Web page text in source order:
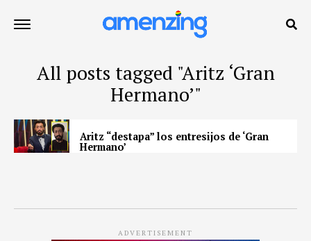
All posts tagged "Aritz ‘Gran
Hermano’"
Aritz “destapa” los entresijos de ‘Gran
Hermano’
ADVERTISEMENT